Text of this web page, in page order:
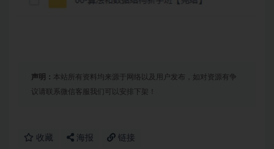
声明： 本站所有资料均来源于网络以及用户发布，如对资源有争
议请联系微信客服我们可以安排下架！
收藏 海报 链接